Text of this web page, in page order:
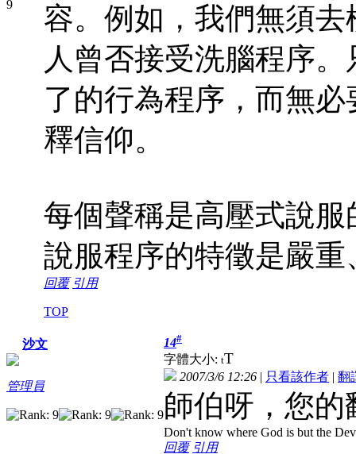
容。例如，我們無須
人曾否接受洗腦程序
了的行為程序，而無
釋信仰。
每個聲稱是高壓式說
說服程序的特徵是嚴
回覆 引用
TOP
沙文
管理員
14#
字體大小: tT
2007/3/6 12:26 | 只看該作者 | 翻
師伯呀，您
Don't know where God is but the
回覆 引用